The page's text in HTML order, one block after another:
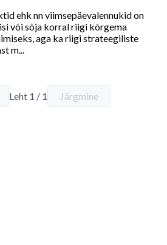
ehk nn viimsepäevalennukid on
või sõja korral riigi kõrgema
aga ka riigi strateegiliste
m...
Leht 1 / 1 Järgmine